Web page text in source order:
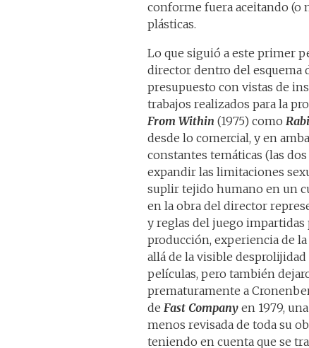
conforme fuera aceitando (o
plásticas.
Lo que siguió a este primer
director dentro del esquema
presupuesto con vistas de
trabajos realizados para la
From Within (1975) como
desde lo comercial, y en
constantes temáticas (las
expandir las limitaciones
suplir tejido humano en un
en la obra del director
y reglas del juego
producción, experiencia de
allá de la visible desprolijidad
películas, pero también
prematuramente a
de Fast Company en 1979,
menos revisada de toda su
teniendo en cuenta que se